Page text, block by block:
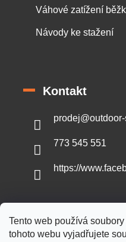
Tento web používá
tohoto webu vyjadřujete
Váhové zatížení
Návody ke stažení
Kontakt
prodej@
773 545 551
https://